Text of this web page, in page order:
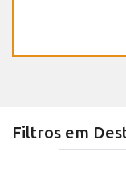
Filtros em